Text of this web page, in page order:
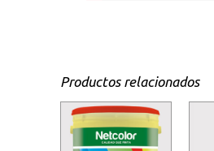
Productos relacionados